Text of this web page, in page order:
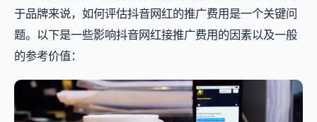
于品牌来说，如何评估抖音网红的推广费用是一个关键问
题。以下是一些影响抖音网红接推广费用的因素以及一般
的参考价值：